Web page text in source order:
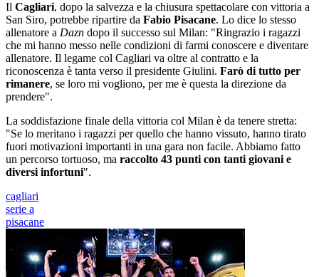
Il Cagliari, dopo la salvezza e la chiusura spettacolare con vittoria a
San Siro, potrebbe ripartire da Fabio Pisacane. Lo dice lo stesso
allenatore a Dazn dopo il successo sul Milan: "Ringrazio i ragazzi
che mi hanno messo nelle condizioni di farmi conoscere e diventare
allenatore. Il legame col Cagliari va oltre al contratto e la
riconoscenza è tanta verso il presidente Giulini. Farò di tutto per
rimanere, se loro mi vogliono, per me è questa la direzione da
prendere".
La soddisfazione finale della vittoria col Milan è da tenere stretta:
"Se lo meritano i ragazzi per quello che hanno vissuto, hanno tirato
fuori motivazioni importanti in una gara non facile. Abbiamo fatto
un percorso tortuoso, ma raccolto 43 punti con tanti giovani e
diversi infortuni".
cagliari
serie a
pisacane